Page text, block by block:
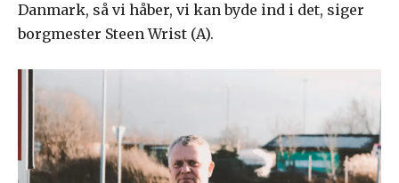
Danmark, så vi håber, vi kan byde ind i det, siger
borgmester Steen Wrist (A).